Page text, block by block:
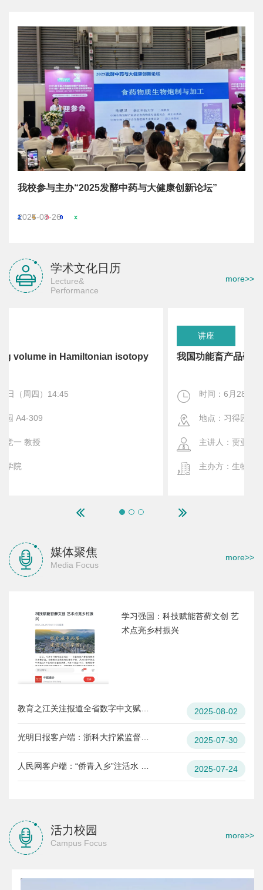
我校参与主办“2025发酵中药与大健康创新论坛”
2025-08-26
学术文化日历
Lecture&
Performance
more>>
A flow reducing volume in Hamiltonian isotopy
时间：7月3日（周四）14:45
媒体聚焦
Media Focus
more>>
学习强国：科技赋能苔藓文创 艺
术点亮乡村振兴
2025-08-02
2025-07-30
2025-07-24
活力校园
Campus Focus
more>>